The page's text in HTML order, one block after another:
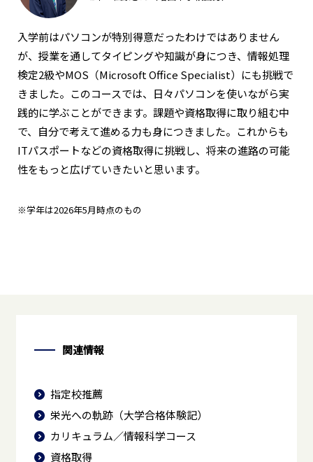
入学前はパソコンが特別得意だったわけではありません
が、授業を通してタイピングや知識が身につき、情報処理
検定2級やMOS（Microsoft Office Specialist）にも挑戦で
きました。このコースでは、日々パソコンを使いながら実
践的に学ぶことができます。課題や資格取得に取り組む中
で、自分で考えて進める力も身につきました。これからも
ITパスポートなどの資格取得に挑戦し、将来の進路の可能
性をもっと広げていきたいと思います。
※学年は2026年5月時点のもの
関連情報
指定校推薦
栄光への軌跡（大学合格体験記）
カリキュラム／情報科学コース
資格取得